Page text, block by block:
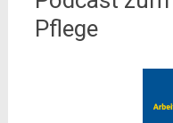
Pflege